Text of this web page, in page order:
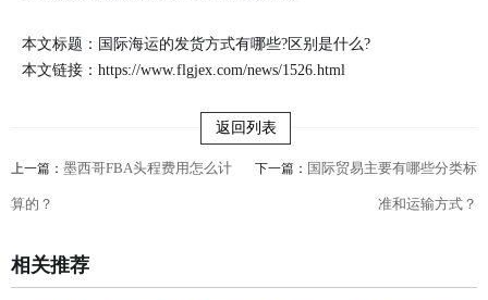
本文标题：国际海运的发货方式有哪些?区别是什么?
本文链接： https://www.flgjex.com/news/1526.html
返回列表
上一篇： 墨西哥FBA头程费用怎么计
算的？
下一篇： 国际贸易主要有哪些分类标
准和运输方式？
相关推荐